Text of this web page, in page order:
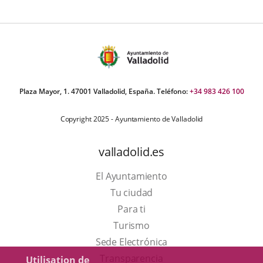
Utilisation de
Plaza Mayor, 1. 47001 Valladolid, España. Teléfono:+34 983 426 100
Copyright 2025 - Ayuntamiento de Valladolid
valladolid.es
El Ayuntamiento
Tu ciudad
Para ti
TurismoEste
enlace
Sede Electrónica